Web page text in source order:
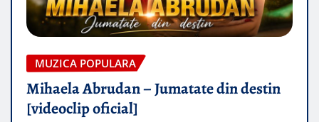
MUZICA POPULARA
Mihaela Abrudan – Jumatate din destin
[videoclip oficial]